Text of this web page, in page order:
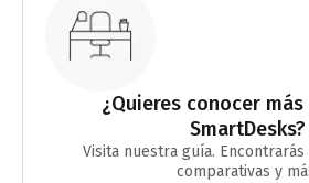
¿Quieres conocer
SmartDesks?
Visita nuestra guía.
comparativas y